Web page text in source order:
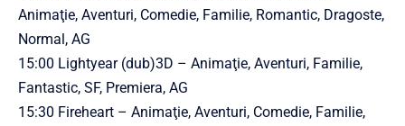
Animaţie, Aventuri, Comedie, Familie, Romantic, Dragoste,
Normal, AG
15:00 Lightyear (dub)3D – Animaţie, Aventuri, Familie,
Fantastic, SF, Premiera, AG
15:30 Fireheart – Animaţie, Aventuri, Comedie, Familie,